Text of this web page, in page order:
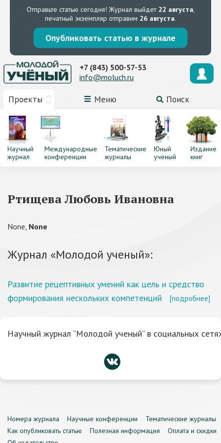
Отправьте статью сегодня! Журнал выйдет 22 августа,
печатный экземпляр отправим 26 августа.
Опубликовать статью в журнале
Проекты Меню Поиск
+7 (843) 500-57-53
info@moluch.ru
Научный
журнал
Международные
конференции
Тематические
журналы
Юный
ученый
Издание
книг
Ртищева Любовь Ивановна
None, None
Журнал «Молодой ученый»:
Развитие рецептивных умений как цель и средство
формирования нескольких компетенций
[подробнее]
Научный журнал “Молодой ученый” в социальных
Номера журнала Научные конференции
Тематические журналы
Как опубликовать статью
Полезная информация
Оплата и скидки